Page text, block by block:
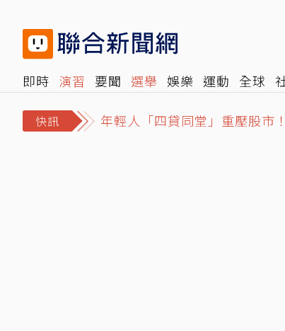
即時 演習 要聞 選舉 娛樂 運動 全球
快訊
年輕人「四貸同堂」重壓股市
都是台股惹的禍？兆基事件敲